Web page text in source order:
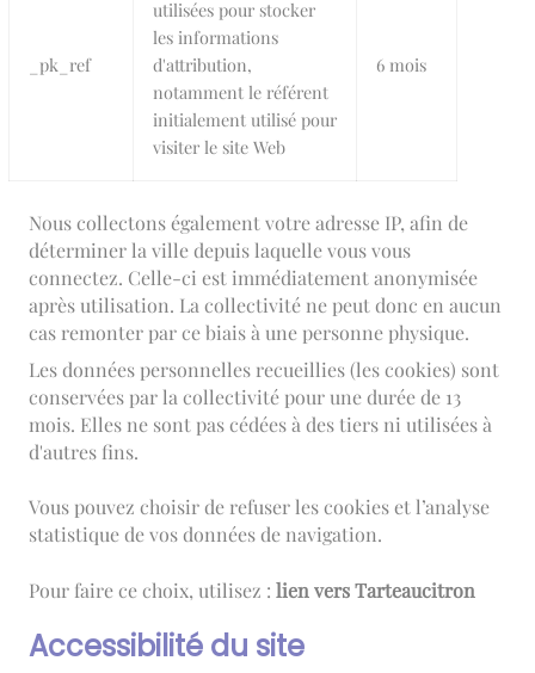
_pk_ref
utilisées pour stocker
les informations
d'attribution,
notamment le référent
initialement utilisé pour
visiter le site Web
6 mois
Nous collectons également votre adresse IP, afin de
déterminer la ville depuis laquelle vous vous
connectez. Celle-ci est immédiatement anonymisée
après utilisation. La collectivité ne peut donc en aucun
cas remonter par ce biais à une personne physique.
Les données personnelles recueillies (les cookies) sont
conservées par la collectivité pour une durée de 13
mois. Elles ne sont pas cédées à des tiers ni utilisées à
d'autres fins.
Vous pouvez choisir de refuser les cookies et l’analyse
statistique de vos données de navigation.
Pour faire ce choix, utilisez : lien vers Tarteaucitron
Accessibilité du site